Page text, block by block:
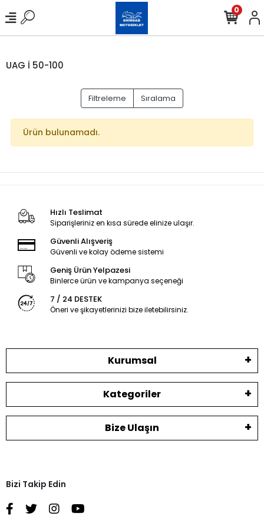
0
UAG İ 50-100
Filtreleme Sıralama
Ürün bulunamadı.
Hızlı Teslimat
Siparişleriniz en kısa sürede elinize ulaşır.
Güvenli Alışveriş
Güvenli ve kolay ödeme sistemi
Geniş Ürün Yelpazesi
Binlerce ürün ve kampanya seçeneği
7 / 24 DESTEK
Öneri ve şikayetlerinizi bize iletebilirsiniz.
Kurumsal
Kategoriler
Bize Ulaşın
Bizi Takip Edin